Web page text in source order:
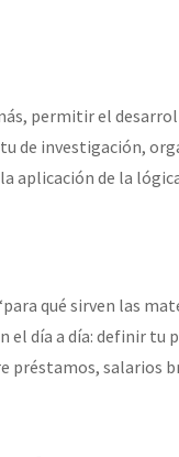
permitir el
de investigación,
aplicación de la
qué sirven las
el día a día: definir
préstamos, salarios